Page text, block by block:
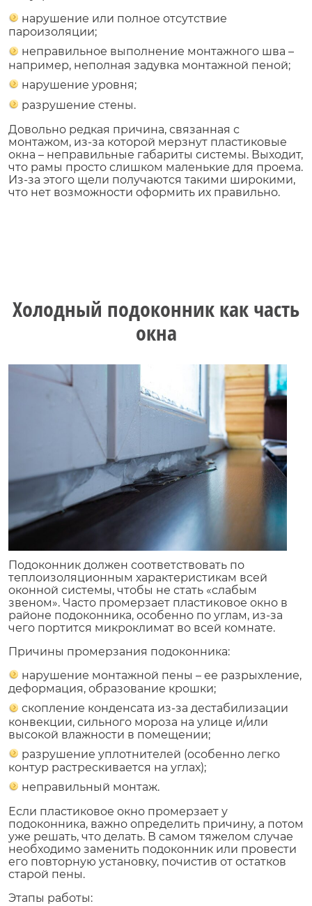
нарушение или полное отсутствие
пароизоляции;
неправильное выполнение монтажного шва –
например, неполная задувка монтажной пеной;
нарушение уровня;
разрушение стены.
Довольно редкая причина, связанная с
монтажом, из-за которой мерзнут пластиковые
окна – неправильные габариты системы. Выходит,
что рамы просто слишком маленькие для проема.
Из-за этого щели получаются такими широкими,
что нет возможности оформить их правильно.
Холодный подоконник как часть
окна
Подоконник должен соответствовать по
теплоизоляционным характеристикам всей
оконной системы, чтобы не стать «слабым
звеном». Часто промерзает пластиковое окно в
районе подоконника, особенно по углам, из-за
чего портится микроклимат во всей комнате.
Причины промерзания подоконника:
нарушение монтажной пены – ее разрыхление,
деформация, образование крошки;
скопление конденсата из-за дестабилизации
конвекции, сильного мороза на улице и/или
высокой влажности в помещении;
разрушение уплотнителей (особенно легко
контур растрескивается на углах);
неправильный монтаж.
Если пластиковое окно промерзает у
подоконника, важно определить причину, а потом
уже решать, что делать. В самом тяжелом случае
необходимо заменить подоконник или провести
его повторную установку, почистив от остатков
старой пены.
Этапы работы: